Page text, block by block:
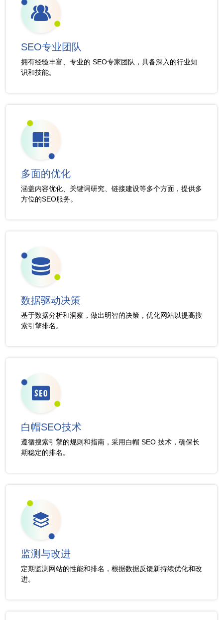
SEO专业团队
拥有经验丰富、专业的 SEO专家团队，具备深入的行业知
识和技能。
多面的优化
涵盖内容优化、关键词研究、链接建设等多个方面，提供多
方位的SEO服务。
数据驱动决策
基于数据分析和洞察，做出明智的决策，优化网站以提高搜
索引擎排名。
白帽SEO技术
遵循搜索引擎的规则和指南，采用白帽 SEO 技术，确保长
期稳定的排名。
监测与改进
定期监测网站的性能和排名，根据数据反馈新持续优化和改
进。